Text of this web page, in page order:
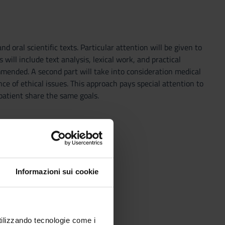
Informazioni sui cookie
tecnologie come i
oral scientific texts. Particular attention will be given to
will include text analysis, lexical work, and practical
A second part will take into consideration medical
of ethical issues. This approach pays special attention to
share the same goals.